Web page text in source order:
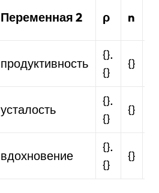
Переменная 2 ρ n
продуктивность
{}.
{}
{}
усталость
{}.
{}
{}
вдохновение
{}.
{}
{}